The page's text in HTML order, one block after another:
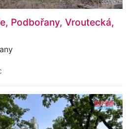
Podbořany, Vroutecká,